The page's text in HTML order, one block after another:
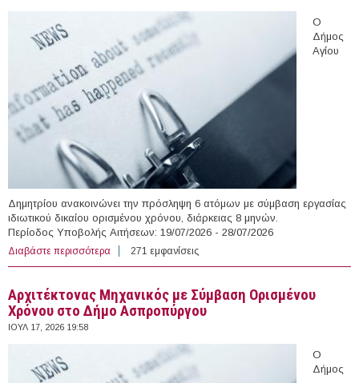
Ο
Δήμος
Αγίου
Δημητρίου ανακοινώνει την πρόσληψη 6 ατόμων με σύμβαση εργασίας
ιδιωτικού δικαίου ορισμένου χρόνου, διάρκειας 8 μηνών.
Περίοδος Υποβολής Αιτήσεων: 19/07/2026 - 28/07/2026
Διαβάστε περισσότερα για 6 άτομα με Σύμβαση Ορισμένου Χρόνου στο Δήμο
Αγίου Δημητρίου
271 εμφανίσεις
Αρχιτέκτονας Μηχανικός με Σύμβαση Ορισμένου
Χρόνου στο Δήμο Ασπροπύργου
ΙΟΥΛ 17, 2026 19:58
Ο
Δήμος